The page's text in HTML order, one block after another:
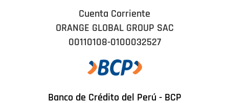
Cuenta Corriente
ORANGE GLOBAL GROUP SAC
00110108-0100032527
Banco de Crédito del Perú - BCP